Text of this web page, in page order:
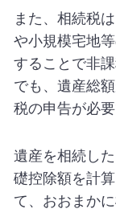
また、相続税
や小規模宅地
することで非
でも、遺産総
税の申告が必要
遺産を相続し
礎控除額を計
て、おおまか